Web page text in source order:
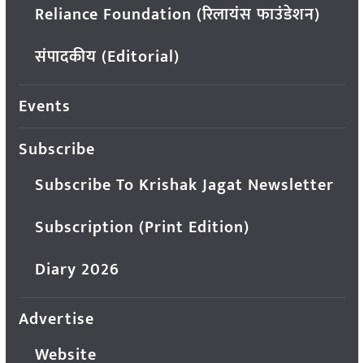
Reliance Foundation (रिलायंस फाउंडेशन)
संपादकीय (Editorial)
Events
Subscribe
Subscribe To Krishak Jagat Newsletter
Subscription (Print Edition)
Diary 2026
Advertise
Website